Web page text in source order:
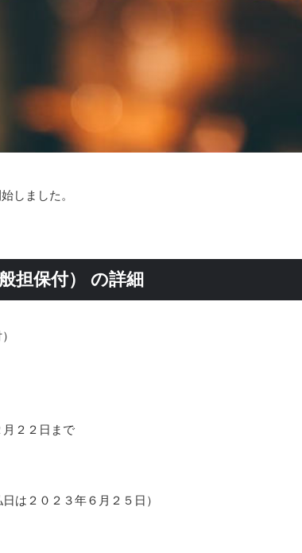
しました。
担保付） の詳細
２２日まで
は２０２３年６月２５日）